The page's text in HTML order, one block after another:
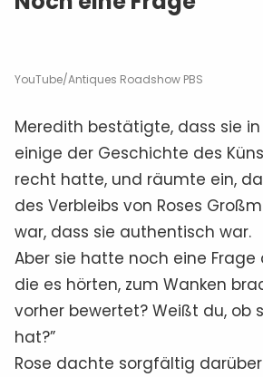
YouTube/Antiques Roadshow PBS
Meredith bestätigte, dass sie
einige der Geschichte des
recht hatte, und räumte ein,
des Verbleibs von Roses
war, dass sie authentisch war.
Aber sie hatte noch eine Frage
die es hörten, zum Wanken
vorher bewertet? Weißt du, ob
hat?”
Rose dachte sorgfältig